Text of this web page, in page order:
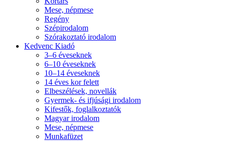
Mese, népmese
Regény
Szépirodalom
Szórakoztató irodalom
Kedvenc Kiadó
3–6 éveseknek
6–10 éveseknek
10–14 éveseknek
14 éves kor felett
Elbeszélések, novellák
Gyermek- és ifjúsági irodalom
Kifestők, foglalkoztatók
Magyar irodalom
Mese, népmese
Munkafüzet